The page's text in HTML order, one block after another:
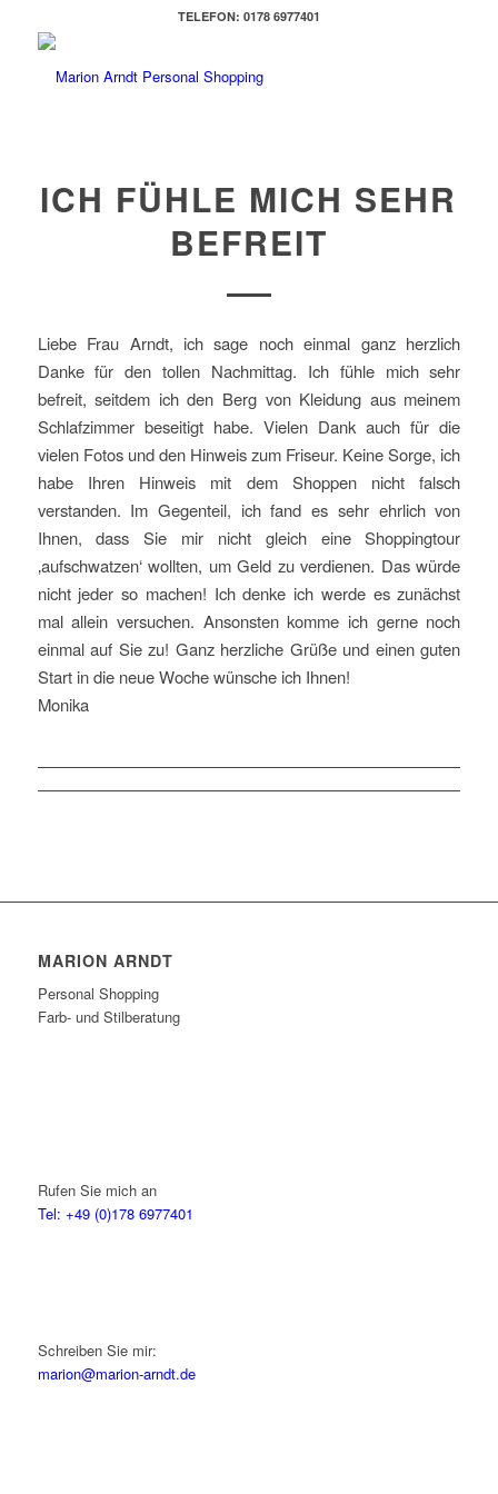
TELEFON: 0178 6977401
ICH FÜHLE MICH SEHR
BEFREIT
Liebe Frau Arndt, ich sage noch einmal ganz herzlich
Danke für den tollen Nachmittag. Ich fühle mich sehr
befreit, seitdem ich den Berg von Kleidung aus meinem
Schlafzimmer beseitigt habe. Vielen Dank auch für die
vielen Fotos und den Hinweis zum Friseur. Keine Sorge, ich
habe Ihren Hinweis mit dem Shoppen nicht falsch
verstanden. Im Gegenteil, ich fand es sehr ehrlich von
Ihnen, dass Sie mir nicht gleich eine Shoppingtour
‚aufschwatzen‘ wollten, um Geld zu verdienen. Das würde
nicht jeder so machen! Ich denke ich werde es zunächst
mal allein versuchen. Ansonsten komme ich gerne noch
einmal auf Sie zu! Ganz herzliche Grüße und einen guten
Start in die neue Woche wünsche ich Ihnen!
Monika
MARION ARNDT
Personal Shopping
Farb- und Stilberatung
Rufen Sie mich an
Tel: +49 (0)178 6977401
Schreiben Sie mir:
marion@marion-arndt.de